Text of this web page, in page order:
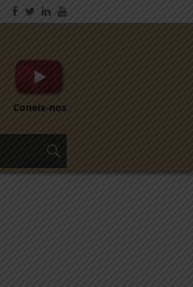
Coneix-nos